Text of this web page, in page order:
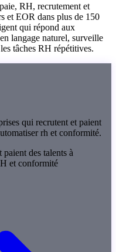
RH, recrutement et
et EOR dans plus de 150
qui répond aux
langage naturel, surveille
tâches RH répétitives.
qui recrutent et paient
rh et conformité.
des talents à
et conformité